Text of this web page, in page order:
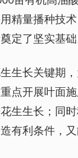
精量播种技
定了坚实基础
生长关键期
点开展叶面
生生长；同
有利条件，